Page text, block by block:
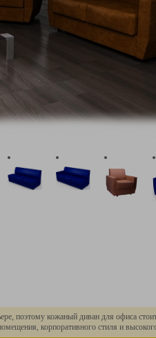
поэтому кожаный диван для офиса
корпоративного стиля и